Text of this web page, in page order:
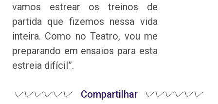
vamos estrear os treinos de
partida que fizemos nessa vida
inteira. Como no Teatro, vou me
preparando em ensaios para esta
estreia difícil”.
Compartilhar